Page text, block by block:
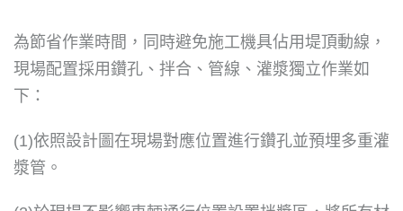
為節省作業時間，同時避免施工機具佔用堤頂動線，
現場配置採用鑽孔、拌合、管線、灌漿獨立作業如
下：
(1)依照設計圖在現場對應位置進行鑽孔並預埋多重灌
漿管。